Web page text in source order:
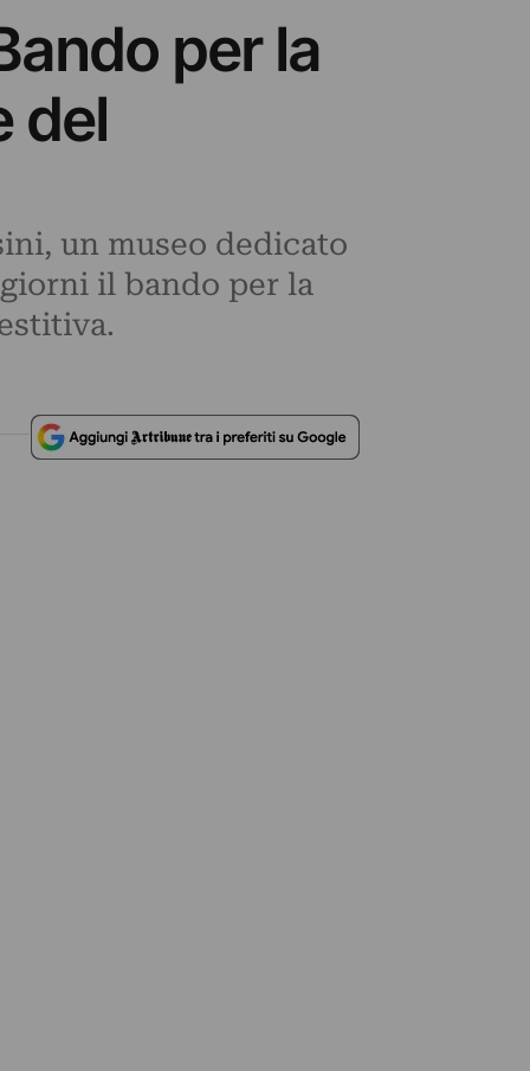
per la
del
un museo dedicato
il bando per la